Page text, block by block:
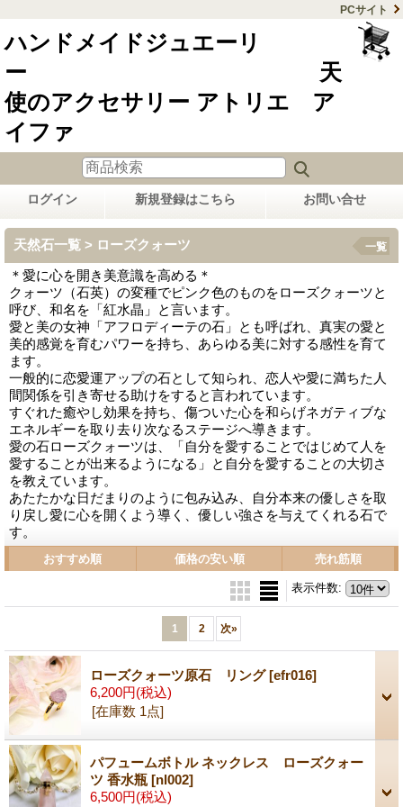
PCサイト
ハンドメイドジュエーリ
ー 天
使のアクセサリー アトリエ ア
イファ
ログイン 新規登録はこちら お問い合せ
天然石一覧 > ローズクォーツ
＊愛に心を開き美意識を高める＊
クォーツ（石英）の変種でピンク色のものをローズクォーツと
呼び、和名を「紅水晶」と言います。
愛と美の女神「アフロディーテの石」とも呼ばれ、真実の愛と
美的感覚を育むパワーを持ち、あらゆる美に対する感性を育て
ます。
一般的に恋愛運アップの石として知られ、恋人や愛に満ちた人
間関係を引き寄せる助けをすると言われています。
すぐれた癒やし効果を持ち、傷ついた心を和らげネガティブな
エネルギーを取り去り次なるステージへ導きます。
愛の石ローズクォーツは、「自分を愛することではじめて人を
愛することが出来るようになる」と自分を愛することの大切さ
を教えています。
あたたかな日だまりのように包み込み、自分本来の優しさを取
り戻し愛に心を開くよう導く、優しい強さを与えてくれる石で
す。
一覧
おすすめ順 価格の安い順 売れ筋順
表示件数:
1 2 次»
ローズクォーツ原石 リング[efr016]
6,200円(税込)
[在庫数 1点]
パフュームボトル ネックレス ローズクォー
ツ 香水瓶 [nl002]
6,500円(税込)